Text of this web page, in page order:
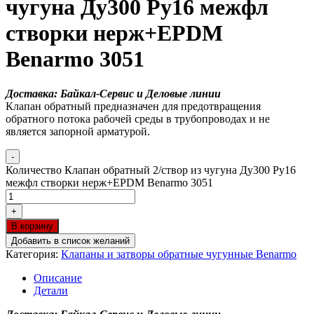
чугуна Ду300 Ру16 межфл
створки нерж+EPDM
Benarmo 3051
Доставка: Байкал-Сервис и Деловые линии
Клапан обратный предназначен для предотвращения
обратного потока рабочей среды в трубопроводах и не
является запорной арматурой.
-
Количество Клапан обратный 2/створ из чугуна Ду300 Ру16
межфл створки нерж+EPDM Benarmo 3051
+
В корзину
Добавить в список желаний
Категория: Клапаны и затворы обратные чугунные Benarmo
Описание
Детали